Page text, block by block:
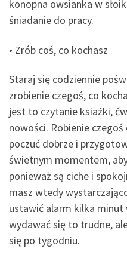
konopna owsianka w
śniadanie do pracy.
• Zrób coś, co kochasz
Staraj się codziennie
zrobienie czegoś, co
jest to czytanie ksiażki,
nowości. Robienie
poczuć dobrze i
świetnym momentem,
ponieważ są ciche i
masz wtedy
ustawić alarm kilka
wydawać się to trudne,
się po tygodniu.